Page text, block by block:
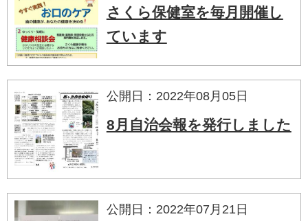
さくら保健室を毎月開催し
ています
公開日：2022年08月05日
8月自治会報を発行しました
公開日：2022年07月21日